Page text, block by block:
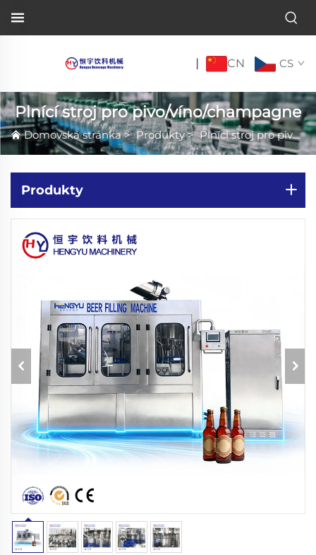
| CN CS
Plnící stroj pro pivo/víno/champagne
Domovská stránka>Produkty>Plnící stroj pro pivo/víno/champagne
Produkty